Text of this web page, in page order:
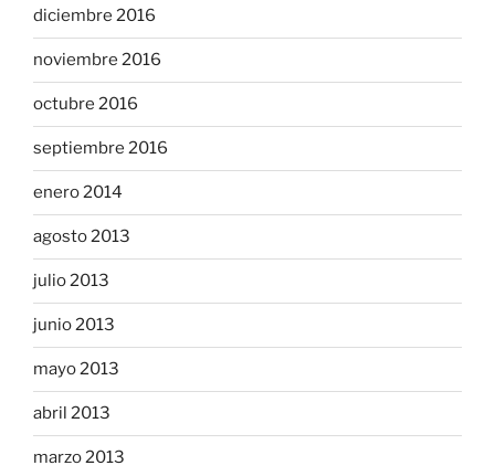
diciembre 2016
noviembre 2016
octubre 2016
septiembre 2016
enero 2014
agosto 2013
julio 2013
junio 2013
mayo 2013
abril 2013
marzo 2013